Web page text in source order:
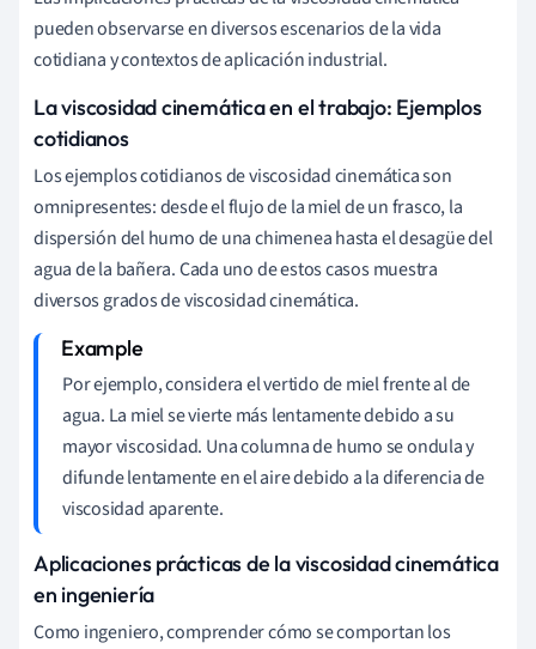
pueden observarse en diversos escenarios de la vida
cotidiana y contextos de aplicación industrial.
La viscosidad cinemática en el trabajo: Ejemplos
cotidianos
Los ejemplos cotidianos de viscosidad cinemática son
omnipresentes: desde el flujo de la miel de un frasco, la
dispersión del humo de una chimenea hasta el desagüe del
agua de la bañera. Cada uno de estos casos muestra
diversos grados de viscosidad cinemática.
Por ejemplo, considera el vertido de miel frente al de
agua. La miel se vierte más lentamente debido a su
mayor viscosidad. Una columna de humo se ondula y
difunde lentamente en el aire debido a la diferencia de
viscosidad aparente.
Aplicaciones prácticas de la viscosidad cinemática
en ingeniería
Como ingeniero, comprender cómo se comportan los